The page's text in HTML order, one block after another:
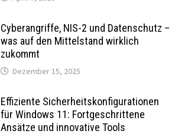
Cyberangriffe, NIS-2 und Datenschutz –
was auf den Mittelstand wirklich
zukommt
Dezember 15, 2025
Effiziente Sicherheitskonfigurationen
für Windows 11: Fortgeschrittene
Ansätze und innovative Tools